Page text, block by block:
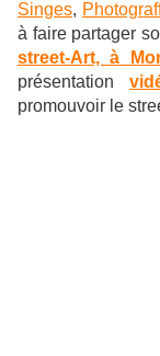
Singes,
à faire partager
street-Art, à
présentation
promouvoir le